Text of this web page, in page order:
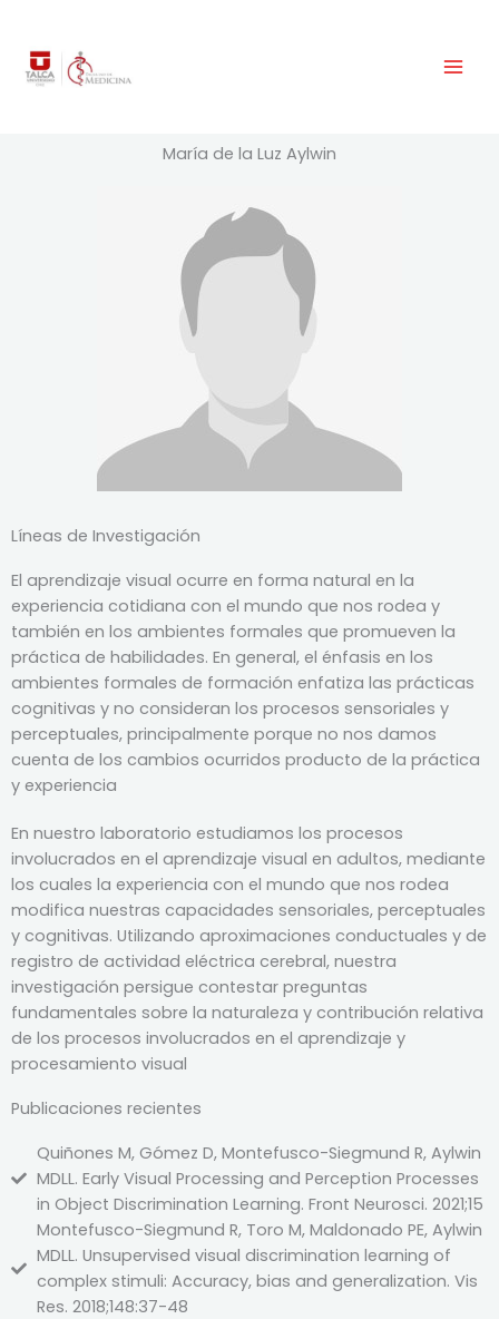
contenido
María de la Luz Aylwin
Líneas de Investigación
El aprendizaje visual ocurre en forma natural en la
experiencia cotidiana con el mundo que nos rodea y
también en los ambientes formales que promueven la
práctica de habilidades. En general, el énfasis en los
ambientes formales de formación enfatiza las prácticas
cognitivas y no consideran los procesos sensoriales y
perceptuales, principalmente porque no nos damos
cuenta de los cambios ocurridos producto de la práctica
y experiencia
En nuestro laboratorio estudiamos los procesos
involucrados en el aprendizaje visual en adultos, mediante
los cuales la experiencia con el mundo que nos rodea
modifica nuestras capacidades sensoriales, perceptuales
y cognitivas. Utilizando aproximaciones conductuales y de
registro de actividad eléctrica cerebral, nuestra
investigación persigue contestar preguntas
fundamentales sobre la naturaleza y contribución relativa
de los procesos involucrados en el aprendizaje y
procesamiento visual
Publicaciones recientes
Quiñones M, Gómez D, Montefusco-Siegmund R, Aylwin
MDLL. Early Visual Processing and Perception Processes
in Object Discrimination Learning. Front Neurosci. 2021;15
Montefusco-Siegmund R, Toro M, Maldonado PE, Aylwin
MDLL. Unsupervised visual discrimination learning of
complex stimuli: Accuracy, bias and generalization. Vis
Res. 2018;148:37-48